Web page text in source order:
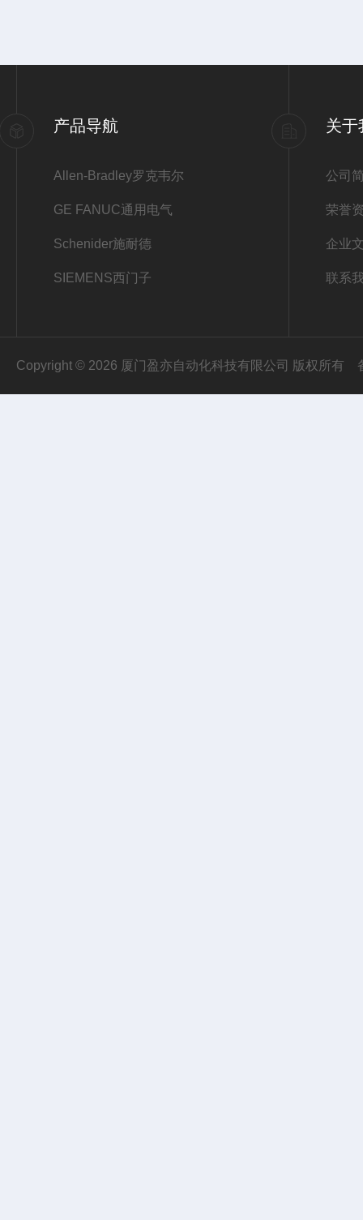
产品导航
Allen-Bradley罗克韦尔
GE FANUC通用电气
Schenider施耐德
SIEMENS西门子
关于
公司
荣誉
企业
联系
Copyright © 2026 厦门盈亦自动化科技有限公司 版权所有